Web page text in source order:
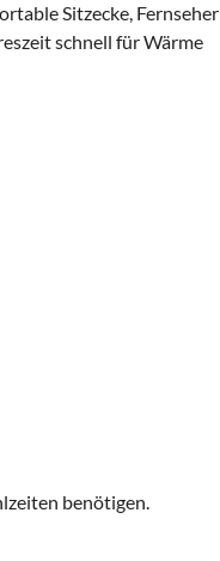
Sitzecke, Fernseher
schnell für Wärme
benötigen.